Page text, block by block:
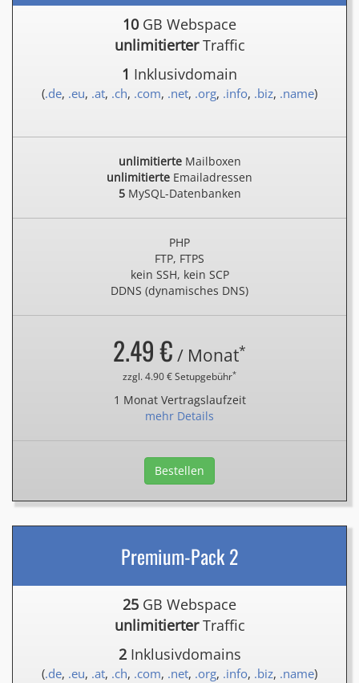
10 GB Webspace
unlimitierterTraffic
1 Inklusivdomain
(.de, .eu, .at, .ch, .com, .net, .org, .info, .biz, .name)
unlimitierteMailboxen
unlimitierte Emailadressen
5MySQL-Datenbanken
PHP
FTP, FTPS
kein SSH, kein SCP
DDNS (dynamisches DNS)
2.49 € / Monat*
zzgl. 4.90 € Setupgebühr*
1 Monat Vertragslaufzeit
mehr Details
Bestellen
Premium-Pack 2
25 GB Webspace
unlimitierterTraffic
2Inklusivdomains
(.de, .eu, .at, .ch, .com, .net, .org, .info, .biz, .name)